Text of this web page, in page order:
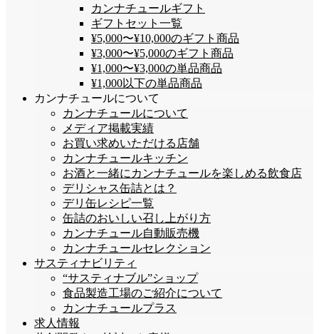
カンナチュールギフト
ギフトセット一覧
¥5,000〜¥10,000のギフト商品
¥3,000〜¥5,000のギフト商品
¥1,000〜¥3,000の単品商品
¥1,000以下の単品商品
カンナチュールについて
カンナチュールについて
メディア掲載実績
お買い求めいただける店舗
カンナチュールキッチン
お酒と一緒にカンナチュールを楽しめる飲食店
デリシャス缶詰とは？
デリ缶レシピ一覧
缶詰のおいしい召し上がり方
カンナチュール自動販売機
カンナチュールセレクション
サスティナビリティ
“サスティナブル”ショップ
食品製造工場のご紹介について
カンナチュールプラス
求人情報